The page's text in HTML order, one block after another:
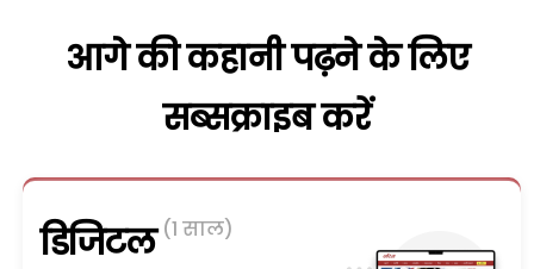
आगे की कहानी पढ़ने के लिए
सब्सक्राइब करें
डिजिटल (1 साल)